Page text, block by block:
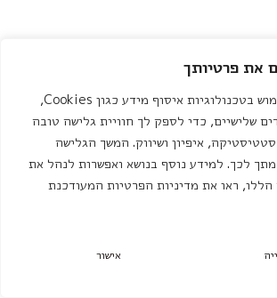
את פרטיותך
באתר זה נעשה שימוש בטכנולוגיות איסוף מידע כגון Cookies,
שלישיים, כדי לספק לך חוויית גלישה טובה
איפיון ושיווק. המשך הגלישה
לכך. למידע נוסף בנושא ואפשרות לנהל את
ראו את מדיניות הפרטיות המעודכנת
אישור